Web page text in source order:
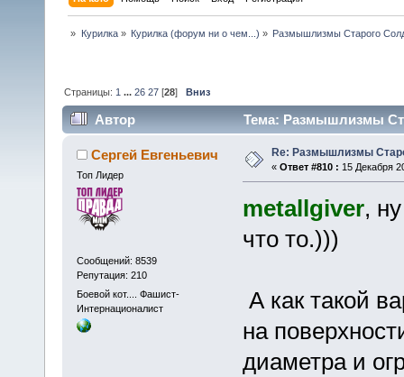
» Курилка» Курилка (форум ни о чем...) » Размышлизмы Старого
Страницы: 1 ...26 27 [28]Вниз
Автор Тема: Размышлизмы
Сергей Евгеньевич
Топ Лидер
Сообщений: 8539
Репутация: 210
Боевой кот.... Фашист-
Интернационалист
Re: Размышлизмы
« Ответ #810 : 15 Декабря
metallgiver,
что то.)))
А как такой
на
диаметра и